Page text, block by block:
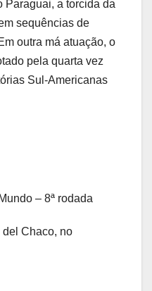
Paraguai, a torcida da
sequências de
outra má atuação, o
pela quarta vez
Sul-Americanas
– 8ª rodada
del Chaco, no